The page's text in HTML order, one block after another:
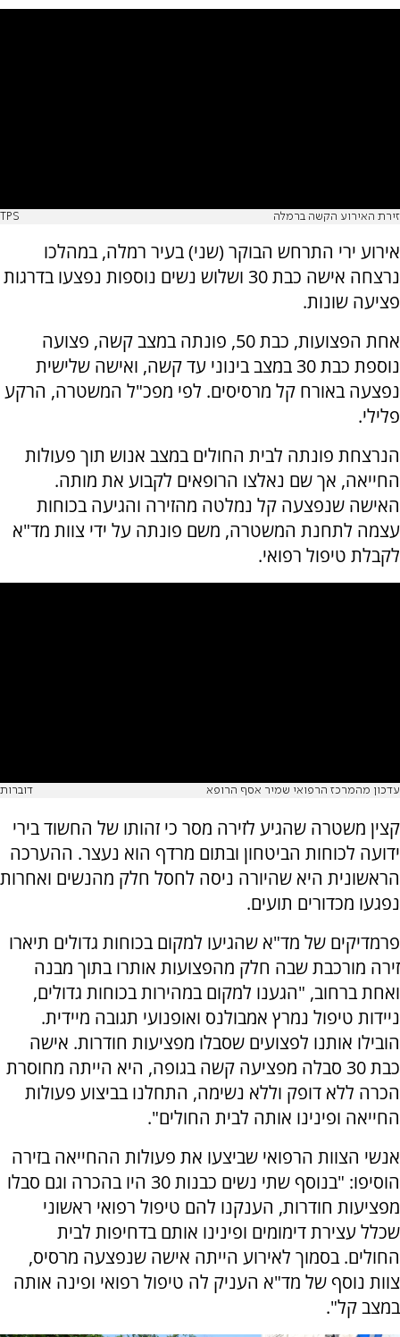
זירת האירוע הקשה ברמלה TPS
אירוע ירי התרחש הבוקר (שני) בעיר רמלה, במהלכו
נרצחה אישה כבת 30 ושלוש נשים נוספות נפצעו בדרגות
פציעה שונות.
אחת הפצועות, כבת 50, פונתה במצב קשה, פצועה
נוספת כבת 30 במצב בינוני עד קשה, ואישה שלישית
נפצעה באורח קל מרסיסים. לפי מפכ"ל המשטרה, הרקע
פלילי.
הנרצחת פונתה לבית החולים במצב אנוש תוך פעולות
החייאה, אך שם נאלצו הרופאים לקבוע את מותה.
האישה שנפצעה קל נמלטה מהזירה והגיעה בכוחות
עצמה לתחנת המשטרה, משם פונתה על ידי צוות מד"א
לקבלת טיפול רפואי.
עדכון מהמרכז הרפואי שמיר אסף הרופא דוברות
קצין משטרה שהגיע לזירה מסר כי זהותו של החשוד בירי
ידועה לכוחות הביטחון ובתום מרדף הוא נעצר. ההערכה
הראשונית היא שהיורה ניסה לחסל חלק מהנשים ואחרות
נפגעו מכדורים תועים.
פרמדיקים של מד"א שהגיעו למקום בכוחות גדולים תיארו
זירה מורכבת שבה חלק מהפצועות אותרו בתוך מבנה
ואחת ברחוב, "הגענו למקום במהירות בכוחות גדולים,
ניידות טיפול נמרץ אמבולנס ואופנועי תגובה מיידית.
הובילו אותנו לפצועים שסבלו מפציעות חודרות. אישה
כבת 30 סבלה מפציעה קשה בגופה, היא הייתה מחוסרת
הכרה ללא דופק וללא נשימה, התחלנו בביצוע פעולות
החייאה ופינינו אותה לבית החולים".
אנשי הצוות הרפואי שביצעו את פעולות ההחייאה בזירה
הוסיפו: "בנוסף שתי נשים כבנות 30 היו בהכרה וגם סבלו
מפציעות חודרות, הענקנו להם טיפול רפואי ראשוני
שכלל עצירת דימומים ופינינו אותם בדחיפות לבית
החולים. בסמוך לאירוע הייתה אישה שנפצעה מרסיס,
צוות נוסף של מד"א העניק לה טיפול רפואי ופינה אותה
במצב קל".